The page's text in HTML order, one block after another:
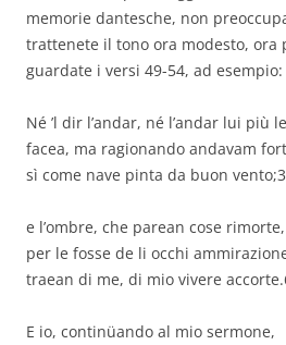
memorie dantesche, non
trattenete il tono ora modesto, ora
guardate i versi 49-54, ad esempio:
Né ’l dir l’andar, né l’andar lui più
facea, ma ragionando andavam
sì come nave pinta da buon vento;3
e l’ombre, che parean cose rimorte,
per le fosse de li occhi
traean di me, di mio vivere
E io, continüando al mio sermone,